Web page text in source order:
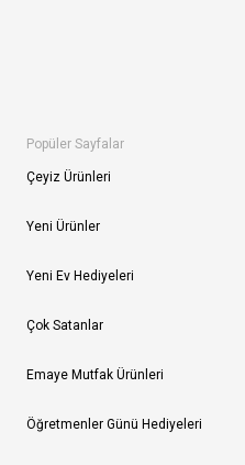
Popüler Sayfalar
Çeyiz Ürünleri
Yeni Ürünler
Yeni Ev Hediyeleri
Çok Satanlar
Emaye Mutfak Ürünleri
Öğretmenler Günü Hediyeleri